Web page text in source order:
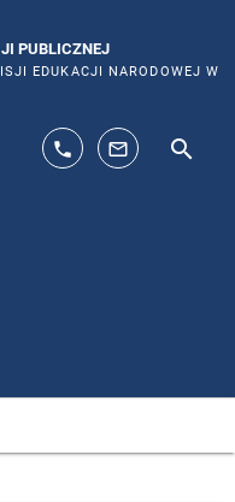
PUBLICZNEJ
EDUKACJI NARODOWEJ W
phone mail_outline search